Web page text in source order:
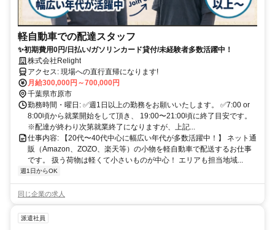
軽自動車での配達スタッフ
✨初期費用0円/日払い/ガソリンカード貸付/未経験者多数活躍中！
株式会社Relight
アクセス: 現場への直行直帰になります!
月給300,000円～700,000円
千葉県市原市
勤務時間・曜日: ✅週1日以上の勤務をお願いいたします。 ✅7:00 or
8:00頃から就業開始をして頂き、 19:00〜21:00頃に終了目安です。
※配達が終わり次第就業終了になりますが、上記...
仕事内容: 【20代〜40代中心に幅広い年代が多数活躍中！】 ネット通
販（Amazon、ZOZO、楽天等）の小物を軽自動車で配送するお仕事
です。 扱う荷物は軽くて小さいものが中心！ エリアも担当地域...
週1日からOK
同じ企業の求人
派遣社員